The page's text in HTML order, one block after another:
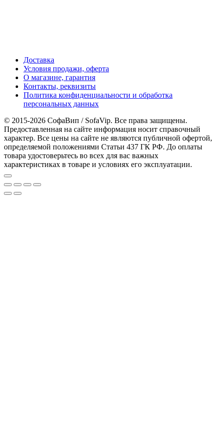
Доставка
Условия продажи, оферта
О магазине, гарантия
Контакты, реквизиты
Политика конфиденциальности и обработка
персональных данных
© 2015-2026 СофаВип / SofaVip. Все права защищены.
Предоставленная на сайте информация носит справочный
характер. Все цены на сайте не являются публичной офертой,
определяемой положениями Статьи 437 ГК РФ. До оплаты
товара удостоверьтесь во всех для вас важных
характеристиках в товаре и условиях его эксплуатации.